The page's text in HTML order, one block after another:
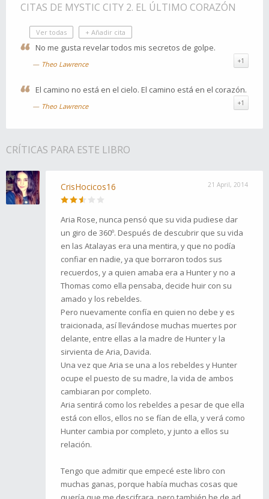
CITAS DE MYSTIC CITY 2. EL ÚLTIMO CORAZÓN
Ver todas + Añadir cita
No me gusta revelar todos mis secretos de golpe.
Theo Lawrence +1
El camino no está en el cielo. El camino está en el corazón.
Theo Lawrence +1
CRÍTICAS PARA ESTE LIBRO
CrisHocicos16 21 April, 2014
Aria Rose, nunca pensó que su vida pudiese dar
un giro de 360º. Después de descubrir que su vida
en las Atalayas era una mentira, y que no podía
confiar en nadie, ya que borraron todos sus
recuerdos, y a quien amaba era a Hunter y no a
Thomas como ella pensaba, decide huir con su
amado y los rebeldes.
Pero nuevamente confía en quien no debe y es
traicionada, así llevándose muchas muertes por
delante, entre ellas a la madre de Hunter y la
sirvienta de Aria, Davida.
Una vez que Aria se una a los rebeldes y Hunter
ocupe el puesto de su madre, la vida de ambos
cambiaran por completo.
Aria sentirá como los rebeldes a pesar de que ella
está con ellos, ellos no se fían de ella, y verá como
Hunter cambia por completo, y junto a ellos su
relación.
Tengo que admitir que empecé este libro con
muchas ganas, porque había muchas cosas que